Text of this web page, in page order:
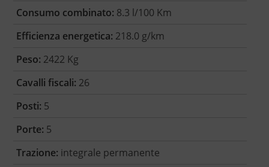
Consumo combinato: 8.3 l/100 Km
Efficienza energetica: 218.0 g/km
Peso: 2422 Kg
Cavalli fiscali: 26
Posti: 5
Porte: 5
Trazione: integrale permanente